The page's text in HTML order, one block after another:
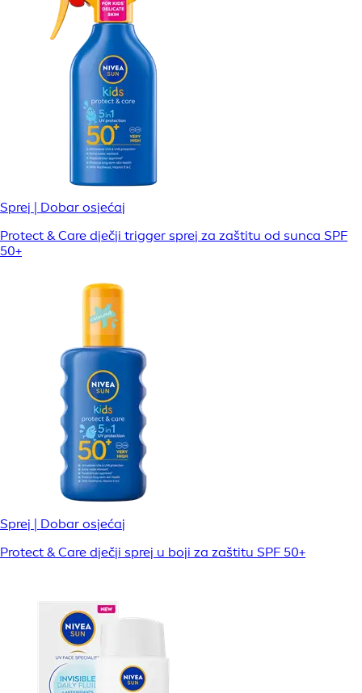
Sprej | Dobar osjećaj
Protect & Care dječji trigger sprej za zaštitu od sunca SPF
50+
Sprej | Dobar osjećaj
Protect & Care dječji sprej u boji za zaštitu SPF 50+